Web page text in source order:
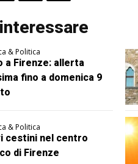
& Politica
a Firenze: allerta
fino a domenica 9
& Politica
cestini nel centro
di Firenze